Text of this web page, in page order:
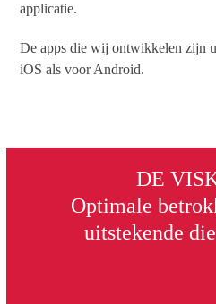
applicatie.
De apps die wij ontwikkelen zijn
iOS als voor Android.
DE
Optimale
uitstekende